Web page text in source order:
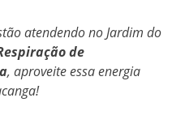
atendendo no Jardim do
de
, aproveite essa energia